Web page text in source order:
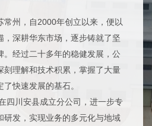
州，自2000年创立以来，便以
，深耕华东市场，逐步铸就了坚
。经过二十多年的稳健发展，公
刻理解和技术积累，掌握了大量
快速发展的基石。
川安县成立分公司，进一步专
研发，实现业务的多元化与地域